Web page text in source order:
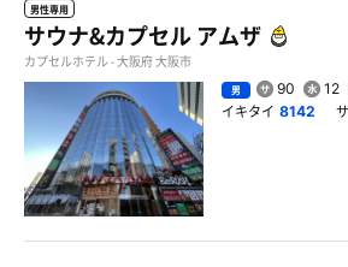
男性専用
サウナ&カプセル アムザ
カプセルホテル - 大阪府 大阪市
男 90 12
イキタイ 8142